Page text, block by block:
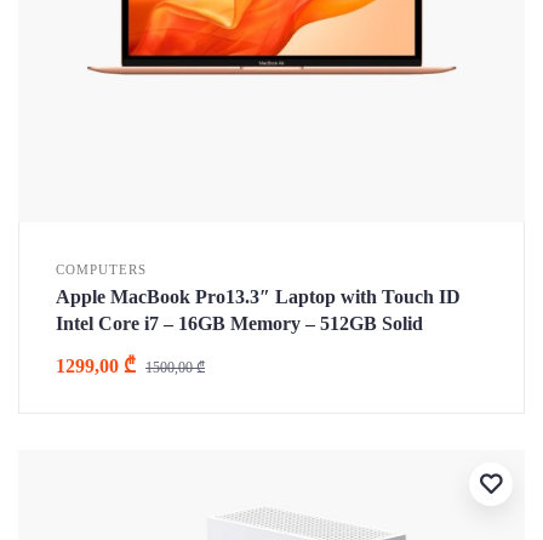
COMPUTERS
Apple MacBook Pro13.3″ Laptop with Touch ID
Intel Core i7 – 16GB Memory – 512GB Solid
1500,00₾
1299,00 ₾